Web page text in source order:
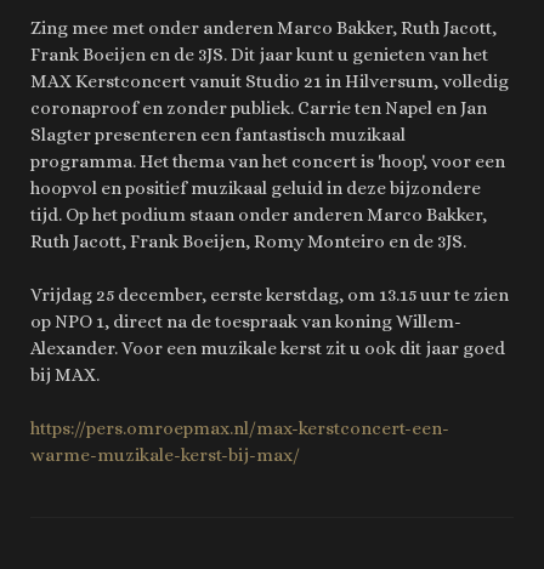
Zing mee met onder anderen Marco Bakker, Ruth Jacott,
Frank Boeijen en de 3JS. Dit jaar kunt u genieten van het
MAX Kerstconcert vanuit Studio 21 in Hilversum, volledig
coronaproof en zonder publiek. Carrie ten Napel en Jan
Slagter presenteren een fantastisch muzikaal
programma. Het thema van het concert is 'hoop', voor een
hoopvol en positief muzikaal geluid in deze bijzondere
tijd. Op het podium staan onder anderen Marco Bakker,
Ruth Jacott, Frank Boeijen, Romy Monteiro en de 3JS.
Vrijdag 25 december, eerste kerstdag, om 13.15 uur te zien
op NPO 1, direct na de toespraak van koning Willem-
Alexander. Voor een muzikale kerst zit u ook dit jaar goed
bij MAX.
https://pers.omroepmax.nl/max-kerstconcert-een-
warme-muzikale-kerst-bij-max/